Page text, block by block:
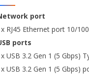
port
RJ45 Ethernet port 10/
ports
USB 3.2 Gen 1 (5 Gbps)
USB 3.2 Gen 1 (5 Gbps)